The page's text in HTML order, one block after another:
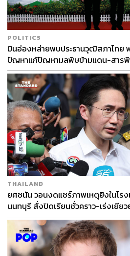
POLITICS
มินอ่องหล่ายพบประธานวุฒิสภาไทย
ปัญหาแก้ปัญหามลพิษข้ามแดน-สารพิ
THAILAND
ยศชนัน วอนงดแชร์ภาพเหตุยิงในโร
นนทบุรี สั่งปิดเรียนชั่วคราว-เร่งเยียว